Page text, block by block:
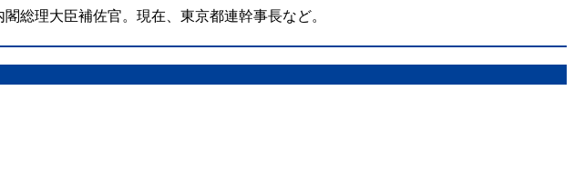
総理大臣補佐官。現在、東京都連幹事長など。